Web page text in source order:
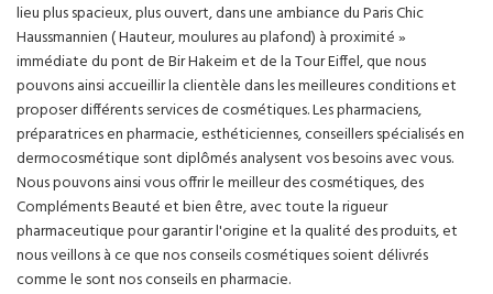
lieu plus spacieux, plus ouvert, dans une ambiance du Paris Chic
Haussmannien ( Hauteur, moulures au plafond) à proximité »
immédiate du pont de Bir Hakeim et de la Tour Eiffel, que nous
pouvons ainsi accueillir la clientèle dans les meilleures conditions et
proposer différents services de cosmétiques. Les pharmaciens,
préparatrices en pharmacie, esthéticiennes, conseillers spécialisés en
dermocosmétique sont diplômés analysent vos besoins avec vous.
Nous pouvons ainsi vous offrir le meilleur des cosmétiques, des
Compléments Beauté et bien être, avec toute la rigueur
pharmaceutique pour garantir l'origine et la qualité des produits, et
nous veillons à ce que nos conseils cosmétiques soient délivrés
comme le sont nos conseils en pharmacie.